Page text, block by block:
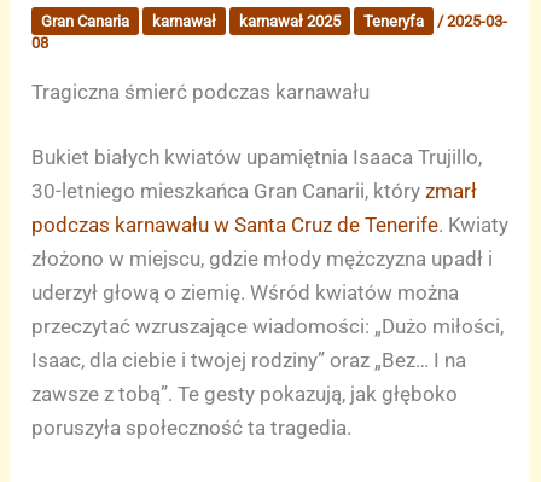
Gran Canaria karnawał karnawał 2025 Teneryfa /2025-03-
08
Tragiczna śmierć podczas karnawału
Bukiet białych kwiatów upamiętnia Isaaca Trujillo,
30-letniego mieszkańca Gran Canarii, któryzmarł
podczas karnawału w Santa Cruz de Tenerife. Kwiaty
złożono w miejscu, gdzie młody mężczyzna upadł i
uderzył głową o ziemię. Wśród kwiatów można
przeczytać wzruszające wiadomości: „Dużo miłości,
Isaac, dla ciebie i twojej rodziny” oraz „Bez… I na
zawsze z tobą”. Te gesty pokazują, jak głęboko
poruszyła społeczność ta tragedia.